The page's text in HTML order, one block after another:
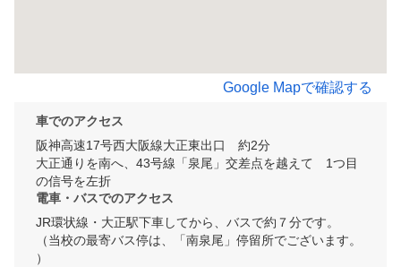
Google Mapで確認する
車でのアクセス
阪神高速17号西大阪線大正東出口　約2分
大正通りを南へ、43号線「泉尾」交差点を越えて　1つ目
の信号を左折
電車・バスでのアクセス
JR環状線・大正駅下車してから、バスで約７分です。
（当校の最寄バス停は、「南泉尾」停留所でございます。
）